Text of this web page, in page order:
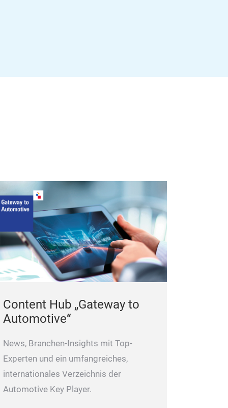
Content Hub „Gateway to
Automotive“
News, Branchen-Insights mit Top-
Experten und ein umfangreiches,
internationales Verzeichnis der
Automotive Key Player.